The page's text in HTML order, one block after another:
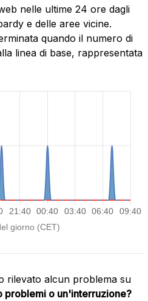
nelle ultime 24 ore dagli
e delle aree vicine.
quando il numero di
linea di base, rappresentata
rilevato alcun problema su
problemi o un'interruzione?